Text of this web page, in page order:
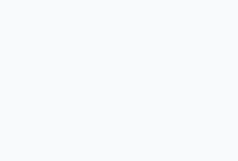
high engagement.